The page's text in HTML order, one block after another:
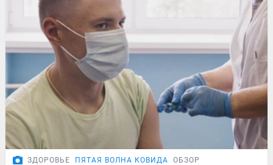
ЗДОРОВЬЕ ПЯТАЯ ВОЛНА КОВИДА ОБЗОР